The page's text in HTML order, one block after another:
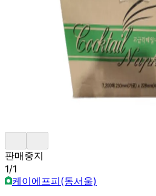
판매중지
1/1
케이에프피(동서울)